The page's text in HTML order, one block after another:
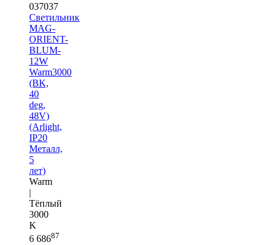
037037
Светильник
MAG-
ORIENT-
BLUM-
12W
Warm3000
(BK,
40
deg,
48V)
(Arlight,
IP20
Металл,
5
лет)
Warm
|
Тёплый
3000
K
6 68687